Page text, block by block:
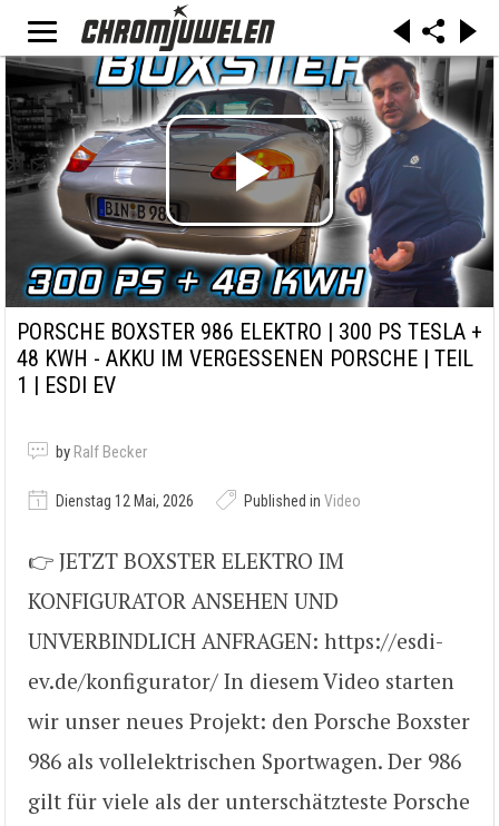
PORSCHE BOXSTER 986 ELEKTRO | 300 PS TESLA +
48 KWH - AKKU IM VERGESSENEN PORSCHE | TEIL
1 | ESDI EV
by Ralf Becker
Dienstag 12 Mai, 2026 Published in Video
👉 JETZT BOXSTER ELEKTRO IM
KONFIGURATOR ANSEHEN UND
UNVERBINDLICH ANFRAGEN: https://esdi-
ev.de/konfigurator/ In diesem Video starten
wir unser neues Projekt: den Porsche Boxster
986 als vollelektrischen Sportwagen. Der 986
gilt für viele als der unterschätzteste Porsche